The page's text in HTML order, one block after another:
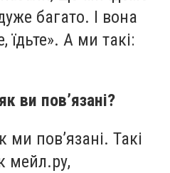
багато. І вона
їдьте». А ми такі:
ви пов’язані?
пов’язані. Такі
мейл.ру,